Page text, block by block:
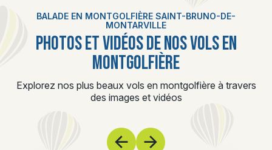
BALADE EN MONTGOLFIÈRE SAINT-BRUNO-DE-
MONTARVILLE
PHOTOS ET VIDÉOS DE NOS VOLS EN
MONTGOLFIÈRE
Explorez nos plus beaux vols en montgolfière à travers
des images et vidéos